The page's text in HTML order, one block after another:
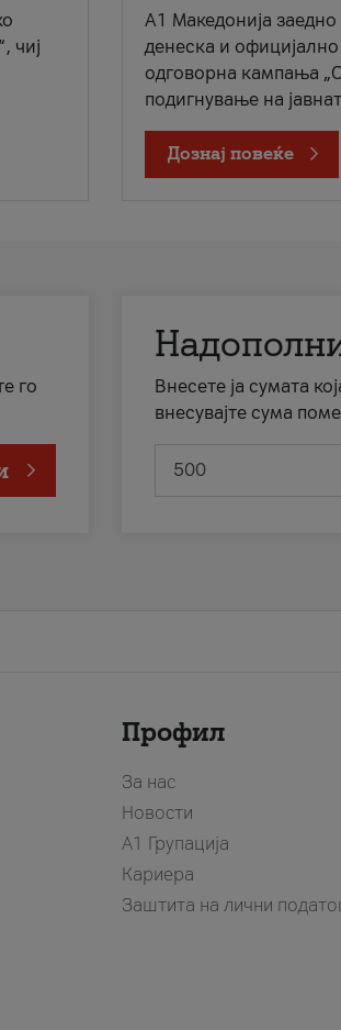
чиј
A1 Македонија
денеска и
одговорна кампања
подигнување на
Дознај повеќе
го
Внесете ја сумата
внесувајте сума
Профил
За нас
Новости
А1 Групација
Кариера
Заштита на лични